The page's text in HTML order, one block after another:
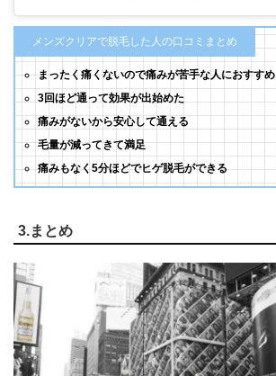
メンズクリアで脱毛した人の口コミまとめ
まったく痛くないので痛みが苦手な人におすすめ
3回ほど通って効果が出始めた
痛みがないから安心して通える
毛量が減ってきて満足
痛みもなく5分ほどでヒゲ脱毛ができる
3.まとめ